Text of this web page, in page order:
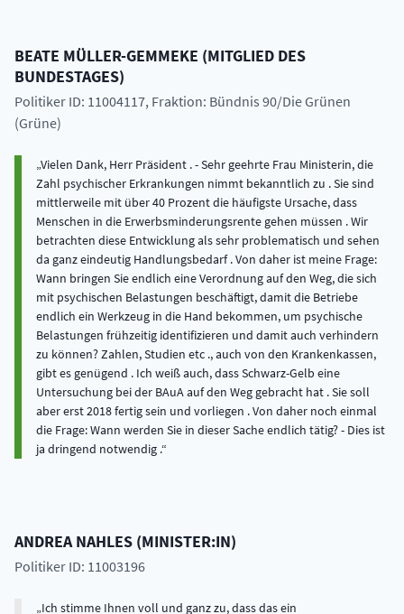
BEATE MÜLLER-GEMMEKE (MITGLIED DES
BUNDESTAGES)
Politiker ID: 11004117, Fraktion: Bündnis 90/Die Grünen
(Grüne)
Vielen Dank, Herr Präsident . - Sehr geehrte Frau Ministerin, die
Zahl psychischer Erkrankungen nimmt bekanntlich zu . Sie sind
mittlerweile mit über 40 Prozent die häufigste Ursache, dass
Menschen in die Erwerbsminderungsrente gehen müssen . Wir
betrachten diese Entwicklung als sehr problematisch und sehen
da ganz eindeutig Handlungsbedarf . Von daher ist meine Frage:
Wann bringen Sie endlich eine Verordnung auf den Weg, die sich
mit psychischen Belastungen beschäftigt, damit die Betriebe
endlich ein Werkzeug in die Hand bekommen, um psychische
Belastungen frühzeitig identifizieren und damit auch verhindern
zu können? Zahlen, Studien etc ., auch von den Krankenkassen,
gibt es genügend . Ich weiß auch, dass Schwarz-Gelb eine
Untersuchung bei der BAuA auf den Weg gebracht hat . Sie soll
aber erst 2018 fertig sein und vorliegen . Von daher noch einmal
die Frage: Wann werden Sie in dieser Sache endlich tätig? - Dies ist
ja dringend notwendig .
ANDREA NAHLES (MINISTER:IN)
Politiker ID: 11003196
Ich stimme Ihnen voll und ganz zu, dass das ein